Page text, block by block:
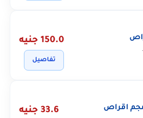
150.0 جنيه
تفاصيل
33.6 جنيه